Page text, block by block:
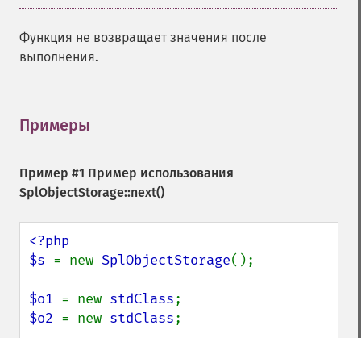
Функция не возвращает значения после
выполнения.
Примеры
Пример #1 Пример использования
SplObjectStorage::next()
<?php
$s = new SplObjectStorage();
$o1 = new stdClass
$o2 = new stdClass;